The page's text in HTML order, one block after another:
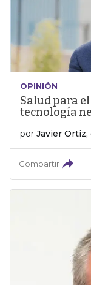
OPINIÓN
Salud para
tecnología
por Javier
Compartir